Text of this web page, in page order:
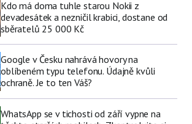
Kdo má doma tuhle starou Nokii z
devadesátek a nezničil krabici, dostane od
sběratelů 25 000 Kč
Google v Česku nahrává hovory na
oblíbeném typu telefonu. Údajně kvůli
ochraně. Je to ten Váš?
WhatsApp se v tichosti od září vypne na